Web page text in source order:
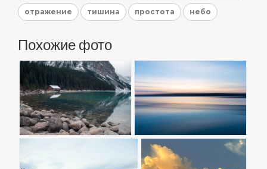
отражение тишина простота небо
Похожие фото